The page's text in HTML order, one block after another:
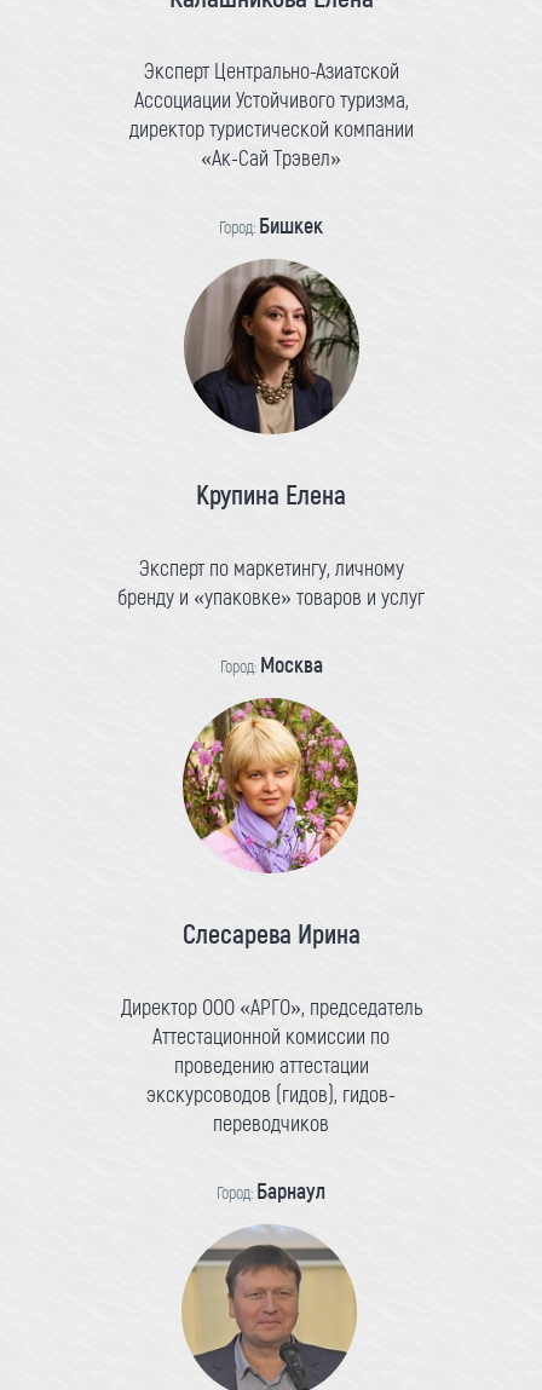
Эксперт Центрально-Азиатской
Ассоциации Устойчивого туризма,
директор туристической компании
«Ак-Сай Трэвел»
Город: Бишкек
Крупина Елена
Эксперт по маркетингу, личному
бренду и «упаковке» товаров и услуг
Город: Москва
Слесарева Ирина
Директор ООО «АРГО», председатель
Аттестационной комиссии по
проведению аттестации
экскурсоводов (гидов), гидов-
переводчиков
Город: Барнаул